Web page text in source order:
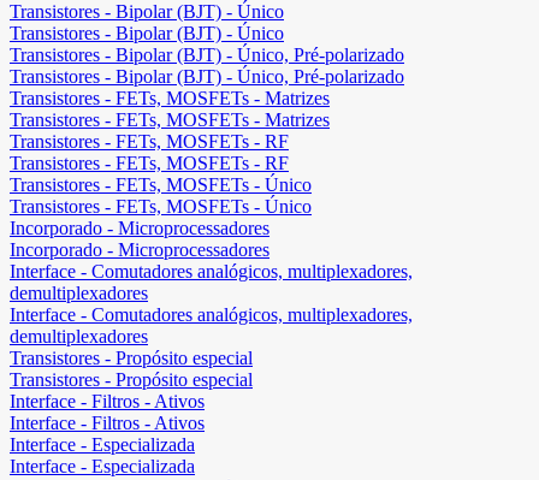
Transistores - Bipolar (BJT) - Único
Transistores - Bipolar (BJT) - Único
Transistores - Bipolar (BJT) - Único, Pré-polarizado
Transistores - Bipolar (BJT) - Único, Pré-polarizado
Transistores - FETs, MOSFETs - Matrizes
Transistores - FETs, MOSFETs - Matrizes
Transistores - FETs, MOSFETs - RF
Transistores - FETs, MOSFETs - RF
Transistores - FETs, MOSFETs - Único
Transistores - FETs, MOSFETs - Único
Incorporado - Microprocessadores
Incorporado - Microprocessadores
Interface - Comutadores analógicos, multiplexadores,
demultiplexadores
Interface - Comutadores analógicos, multiplexadores,
demultiplexadores
Transistores - Propósito especial
Transistores - Propósito especial
Interface - Filtros - Ativos
Interface - Filtros - Ativos
Interface - Especializada
Interface - Especializada